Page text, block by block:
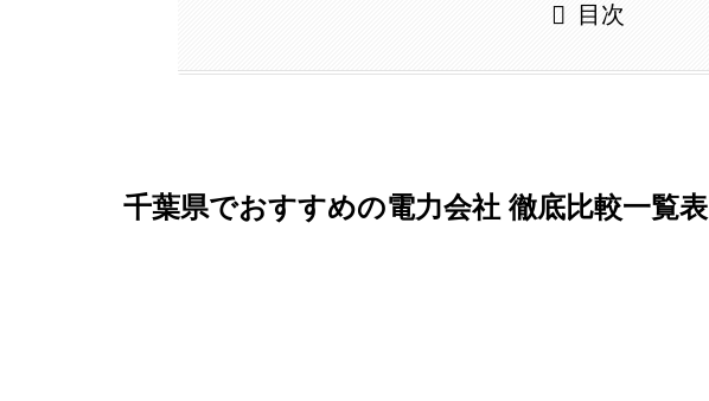
目次
千葉県でおすすめの電力会社 徹底比較一覧表